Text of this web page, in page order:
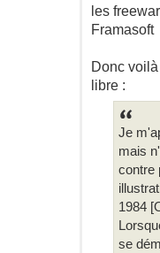
les
Framasoft
Donc
libre :
Je
mais
contre
1984
se